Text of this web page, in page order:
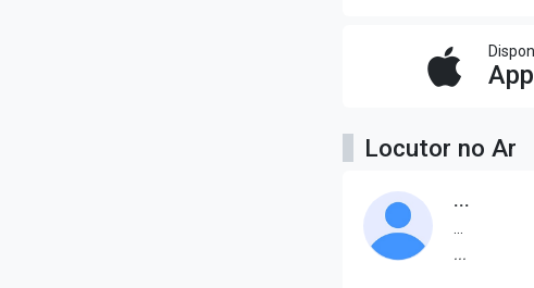
Locutor no Ar
...
...